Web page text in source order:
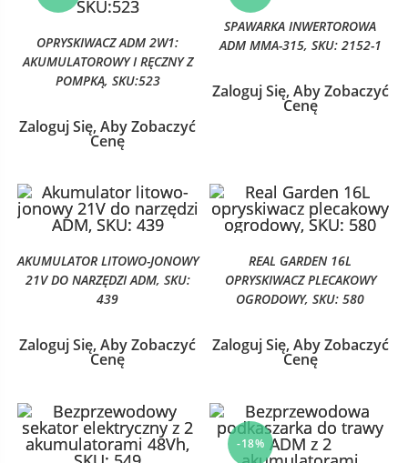
OPRYSKIWACZ ADM 2W1:
AKUMULATOROWY I RĘCZNY Z
POMPKĄ, SKU:523
Zaloguj Się, Aby Zobaczyć
Cenę
SPAWARKA INWERTOROWA
ADM MMA-315, SKU: 2152-1
Zaloguj Się, Aby Zobaczyć
Cenę
AKUMULATOR LITOWO-JONOWY
21V DO NARZĘDZI ADM, SKU:
439
Zaloguj Się, Aby Zobaczyć
Cenę
REAL GARDEN 16L
OPRYSKIWACZ PLECAKOWY
OGRODOWY, SKU: 580
Zaloguj Się, Aby Zobaczyć
Cenę
-18%